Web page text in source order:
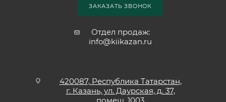
ЗАКАЗАТЬ ЗВОНОК
Отдел продаж:
info@kiikazan.ru
420087, Республика Татарстан,
г. Казань, ул. Даурская, д. 37,
помещ. 1003